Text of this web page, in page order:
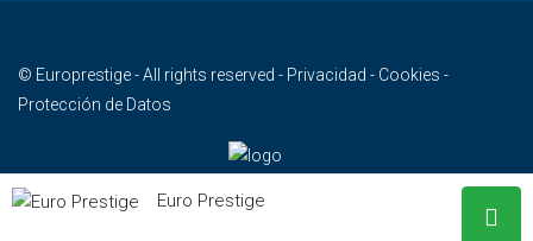
© Europrestige - All rights reserved - Privacidad - Cookies -
Protección de Datos
Euro Prestige